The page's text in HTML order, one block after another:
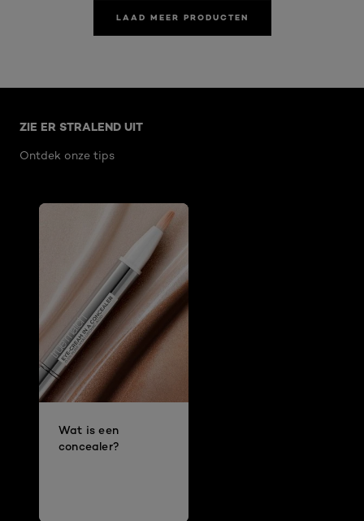
LAAD MEER PRODUCTEN
ZIE ER STRALEND UIT
Ontdek onze tips
Wat is een
concealer?